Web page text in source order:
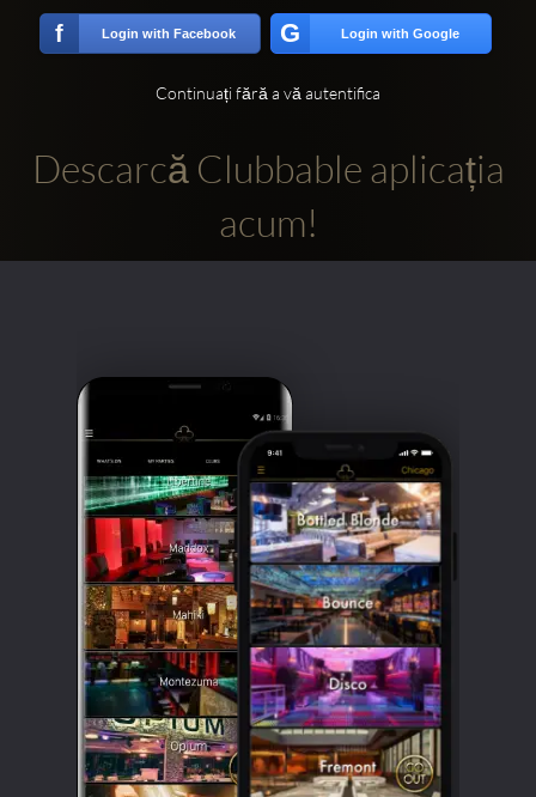
Conturi
sociale:
f Login with Facebook G Login with Google
Continuați fără a vă autentifica
Descarcă Clubbable aplicația
acum!